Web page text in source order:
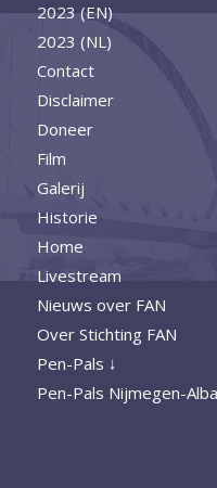
2023 (EN)
2023 (NL)
Contact
Disclaimer
Doneer
Film
Galerij
Historie
Home
Livestream
Nieuws over FAN
Over Stichting FAN
Pen-Pals ↓
Pen-Pals Nijmegen-